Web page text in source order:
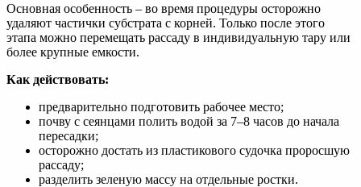
Основная особенность – во время процедуры осторожно
удаляют частички субстрата с корней. Только после этого
этапа можно перемещать рассаду в индивидуальную тару или
более крупные емкости.
Как действовать:
предварительно подготовить рабочее место;
почву с сеянцами полить водой за 7–8 часов до начала
пересадки;
осторожно достать из пластикового судочка проросшую
рассаду;
разделить зеленую массу на отдельные ростки.